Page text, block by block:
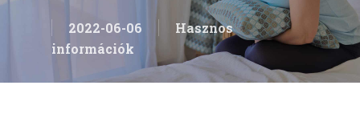
2022-06-06
Hasznos
információk